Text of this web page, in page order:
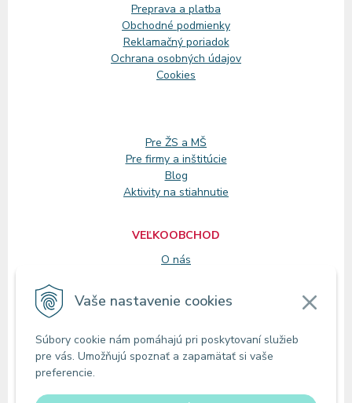
Vaše nastavenie cookies
Súbory cookie nám pomáhajú pri poskytovaní služieb
pre vás. Umožňujú spoznať a zapamätať si vaše
preferencie.
Preprava a platba
Obchodné podmienky
Reklamačný poriadok
Ochrana osobných údajov
Cookies
Pre ŽS a MŠ
Pre firmy a inštitúcie
Blog
Aktivity na stiahnutie
VEĽKOOBCHOD
O nás
Zákaznícke oddelenie
Predajne